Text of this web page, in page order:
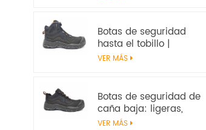
certificación EN ISO
20345:2022 S7S
Botas de seguridad
hasta el tobillo |
Impermeables,
20345:2022 S7S –
Seguridad en el trabajo
VER MÁS
Botas de seguridad de
caña baja: ligeras,
antideslizantes y con
VER MÁS